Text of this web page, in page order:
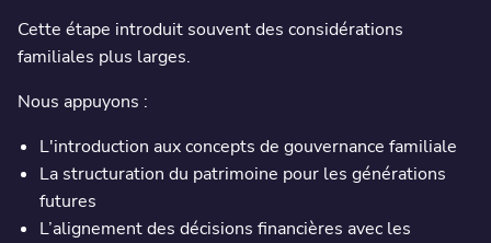
Cette étape introduit souvent des considérations
familiales plus larges.
Nous appuyons :
L'introduction aux concepts de gouvernance familiale
La structuration du patrimoine pour les générations
futures
L’alignement des décisions financières avec les